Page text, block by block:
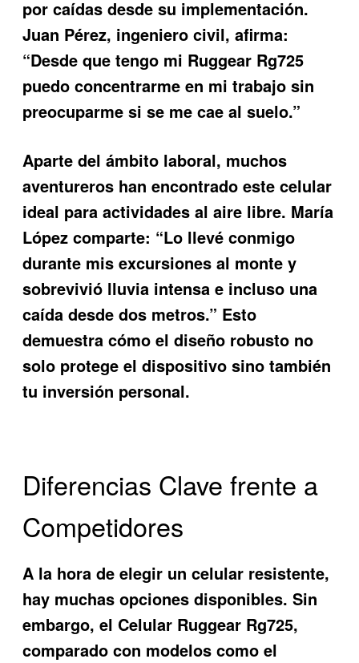
por caídas desde su implementación.
Juan Pérez, ingeniero civil, afirma:
“Desde que tengo mi Ruggear Rg725
puedo concentrarme en mi trabajo sin
preocuparme si se me cae al suelo.”
Aparte del ámbito laboral, muchos
aventureros han encontrado este celular
ideal para actividades al aire libre. María
López comparte: “Lo llevé conmigo
durante mis excursiones al monte y
sobrevivió lluvia intensa e incluso una
caída desde dos metros.” Esto
demuestra cómo el diseño robusto no
solo protege el dispositivo sino también
tu inversión personal.
Diferencias Clave frente a
Competidores
A la hora de elegir un celular resistente,
hay muchas opciones disponibles. Sin
embargo, el Celular Ruggear Rg725,
comparado con modelos como el